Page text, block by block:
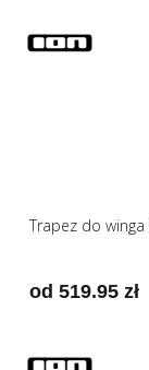
Trapez do winga
od 519.95 zł